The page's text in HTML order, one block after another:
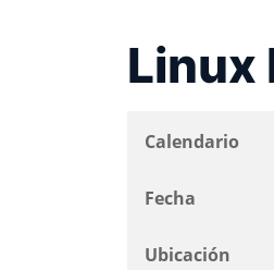
Linux
Calendario
Fecha
Ubicación